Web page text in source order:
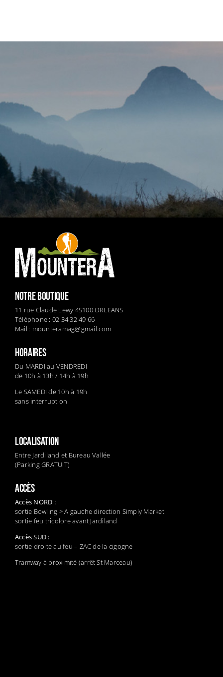
NOTRE BOUTIQUE
11 rue Claude Lewy 45100 ORLEANS
Téléphone : 02 34 32 49 66
Mail : mounteramag@gmail.com
HORAIRES
Du MARDI au VENDREDI
de 10h à 13h / 14h à 19h
Le SAMEDI de 10h à 19h
sans interruption
LOCALISATION
Entre Jardiland et Bureau Vallée
(Parking GRATUIT)
ACCÈS
Accès NORD :
sortie Bowling > A gauche direction Simply Market
sortie feu tricolore avant Jardiland
Accès SUD :
sortie droite au feu – ZAC de la cigogne
Tramway à proximité (arrêt St Marceau)